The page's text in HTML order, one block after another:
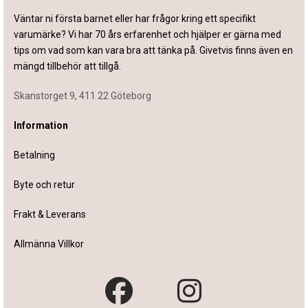
Väntar ni första barnet eller har frågor kring ett specifikt
varumärke? Vi har 70 års erfarenhet och hjälper er gärna med
tips om vad som kan vara bra att tänka på. Givetvis finns även en
mängd tillbehör att tillgå.
Skanstorget 9, 411 22 Göteborg
Information
Betalning
Byte och retur
Frakt & Leverans
Allmänna Villkor